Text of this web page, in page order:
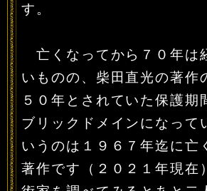
す。
亡くなってから７０年は
いものの、柴田直光の著作
５０年とされていた保護期
ブリックドメインになって
いうのは１９６７年迄に亡
著作です（２０２１年現在